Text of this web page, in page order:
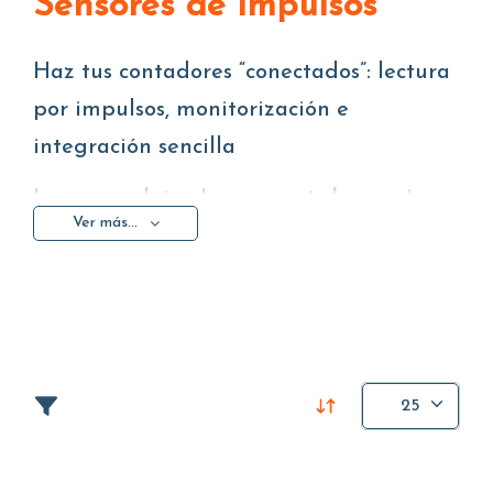
Haz tus contadores “conectados”: lectura
por impulsos, monitorización e
integración sencilla
Los sensores de impulsos para contadores
son la
solución ideal cuando quieres transformar una
gateways, PLC, plataformas de
supervisión/monitorización) para disponer de
Ver más...
25